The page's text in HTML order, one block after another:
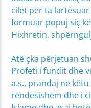
cilët për ta
formuar popuj siç
Hixhretin,
Atë çka përjetuan
Profeti i fundit dhe
a.s., prandaj ne
rëndësishem dhe i